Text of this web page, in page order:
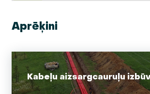
Aprēķini
Kabeļu aizsargcauruļu